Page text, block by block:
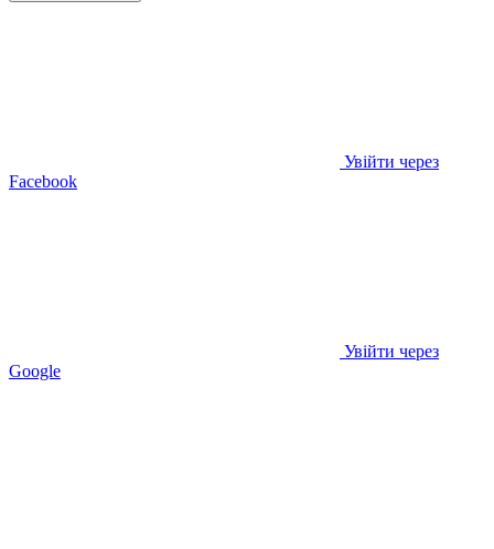
Увійти через
Facebook
Увійти через
Google